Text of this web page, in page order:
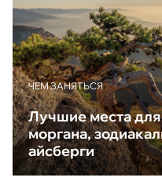
ЧЕМ ЗАНЯТЬСЯ
Лучшие места
моргана,
айсберги